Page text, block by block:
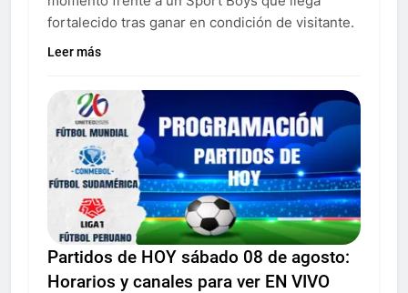
fortalecido tras ganar en condición de visitante.
Leer más
Partidos de HOY sábado 08 de agosto:
Horarios y canales para ver EN VIVO